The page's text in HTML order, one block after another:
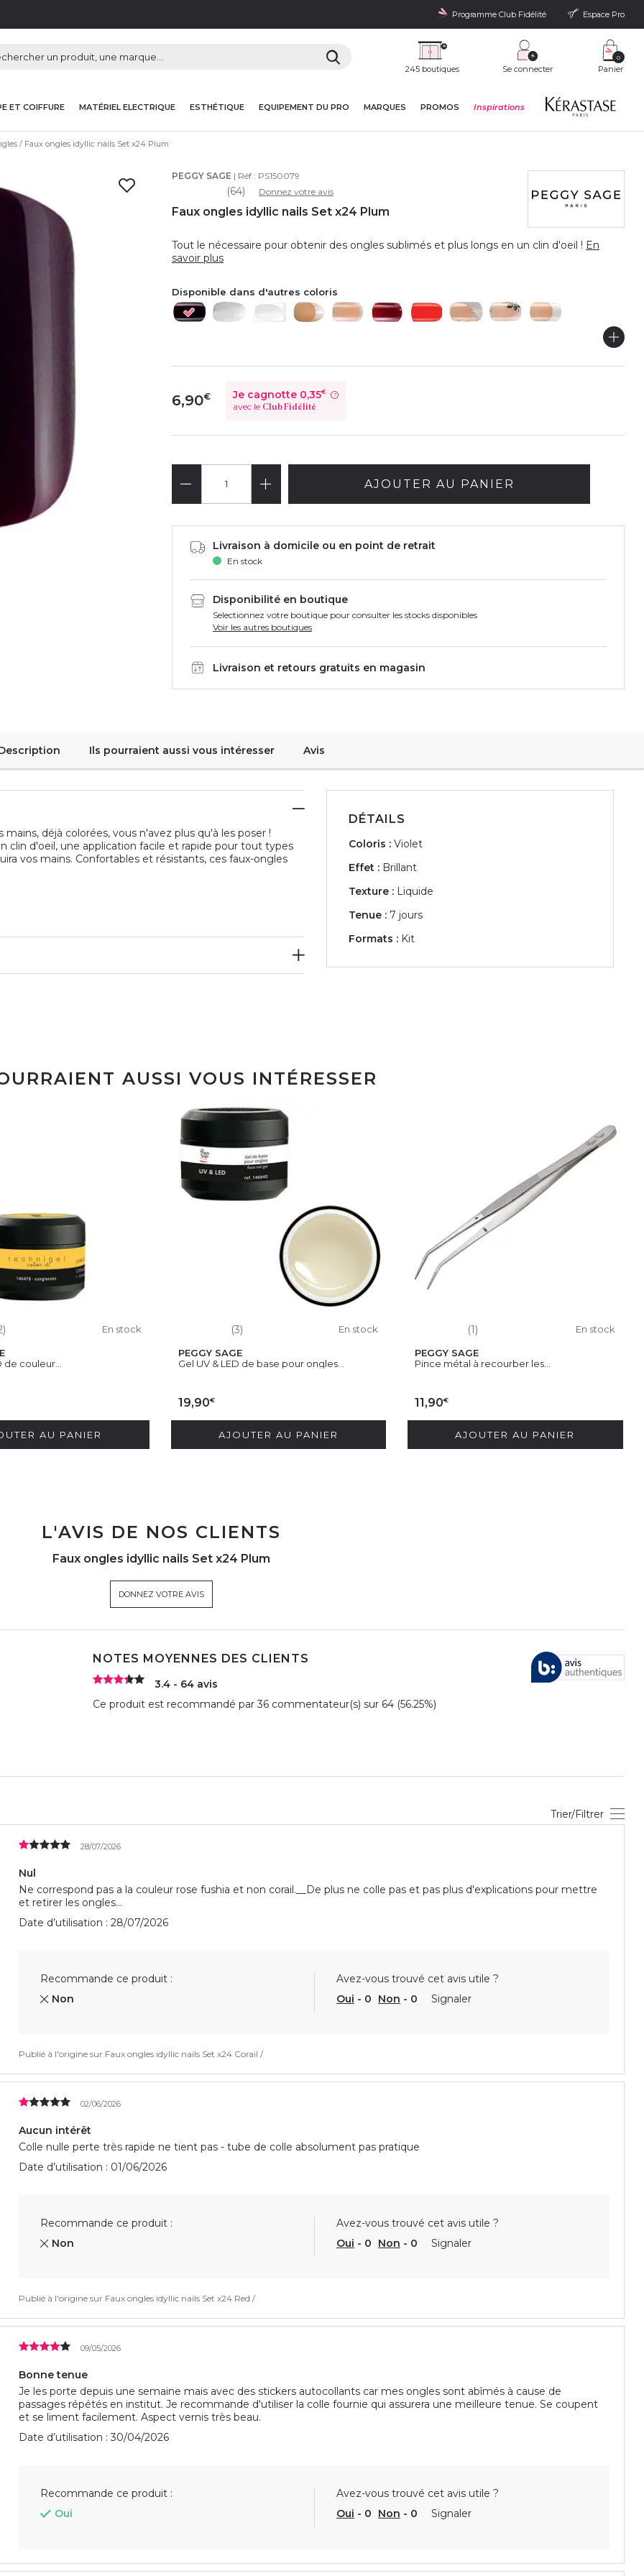
Programme Club Fidélité Espace Pro
245 boutiques Se connecter Panier
0
ET COIFFURE MATÉRIEL ELECTRIQUE ESTHÉTIQUE EQUIPEMENT DU PRO MARQUES PROMOS Inspirations
Faux ongles idyllic nails Set x24 Plum
PEGGY SAGE | Réf : PS150079
(64) Donnez votre avis
Faux ongles idyllic nails Set x24 Plum
Tout le nécessaire pour obtenir des ongles sublimés et plus longs en un clin d'oeil ! En
savoir plus
Disponible dans d'autres coloris
6,90€ Je cagnotte 0,35€
avec le Club Fidélité
?
AJOUTER AU PANIER
Livraison à domicile ou en point de retrait
En stock
Disponibilité en boutique
Selectionnez votre boutique pour consulter les stocks disponibles
Voir les autres boutiques
Livraison et retours gratuits en magasin
Ils pourraient aussi vous intéresser Avis
déjà colorées, vous n'avez plus qu'à les poser !
clin d'oeil, une application facile et rapide pour tout types
vos mains. Confortables et résistants, ces faux-ongles
DÉTAILS
Coloris : Violet
Effet : Brillant
Texture : Liquide
Tenue : 7 jours
Formats : Kit
AUSSI VOUS INTÉRESSER
En stock
de couleur...
AU PANIER
(3) En stock
PEGGY SAGE
Gel UV & LED de base pour ongles...
19,90€
AJOUTER AU PANIER
(1) En stock
PEGGY SAGE
Pince métal à recourber les...
11,90€
AJOUTER AU PANIER
L'AVIS DE NOS CLIENTS
Faux ongles idyllic nails Set x24 Plum
DONNEZ VOTRE AVIS
NOTES MOYENNES DES CLIENTS
3.4 - 64 avis
Ce produit est recommandé par 36 commentateur(s) sur 64 (56.25%)
Trier/Filtrer
28/07/2026
Nul
Ne correspond pas a la couleur rose fushia et non corail.__De plus ne colle pas et pas plus d'explications pour mettre
et retirer les ongles...
Date d’utilisation : 28/07/2026
Recommande ce produit :
Non
Avez-vous trouvé cet avis utile ?
Oui - 0 Non - 0 Signaler
Publié à l'origine sur Faux ongles idyllic nails Set x24 Corail /
02/06/2026
Aucun intérêt
Colle nulle perte très rapide ne tient pas - tube de colle absolument pas pratique
Date d’utilisation : 01/06/2026
Recommande ce produit :
Non
Avez-vous trouvé cet avis utile ?
Oui - 0 Non - 0 Signaler
Publié à l'origine sur Faux ongles idyllic nails Set x24 Red /
09/05/2026
Bonne tenue
Je les porte depuis une semaine mais avec des stickers autocollants car mes ongles sont abîmés à cause de
passages répétés en institut. Je recommande d'utiliser la colle fournie qui assurera une meilleure tenue. Se coupent
et se liment facilement. Aspect vernis très beau.
Date d’utilisation : 30/04/2026
Recommande ce produit :
Oui
Avez-vous trouvé cet avis utile ?
Oui - 0 Non - 0 Signaler